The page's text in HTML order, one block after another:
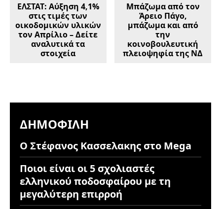
ΕΛΣΤΑΤ: Αύξηση 4,1%
στις τιμές των
οικοδομικών υλικών
τον Απρίλιο – Δείτε
αναλυτικά τα
στοιχεία
Μπάζωμα από τον
Άρειο Πάγο,
μπάζωμα και από
την
κοινοβουλευτική
πλειοψηφία της ΝΔ
ΔΗΜΟΦΙΛΉ
Ο Στέφανος Κασσελακης στο Mega
Ποιοι είναι οι 5 σχολιαστές
ελληνικού ποδοσφαίρου με τη
μεγαλύτερη επιρροή